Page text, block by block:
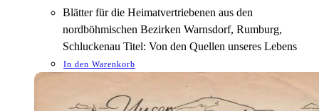
Blätter für die Heimatvertriebenen aus den
nordböhmischen Bezirken Warnsdorf, Rumburg,
Schluckenau Titel: Von den Quellen unseres Lebens
In den Warenkorb